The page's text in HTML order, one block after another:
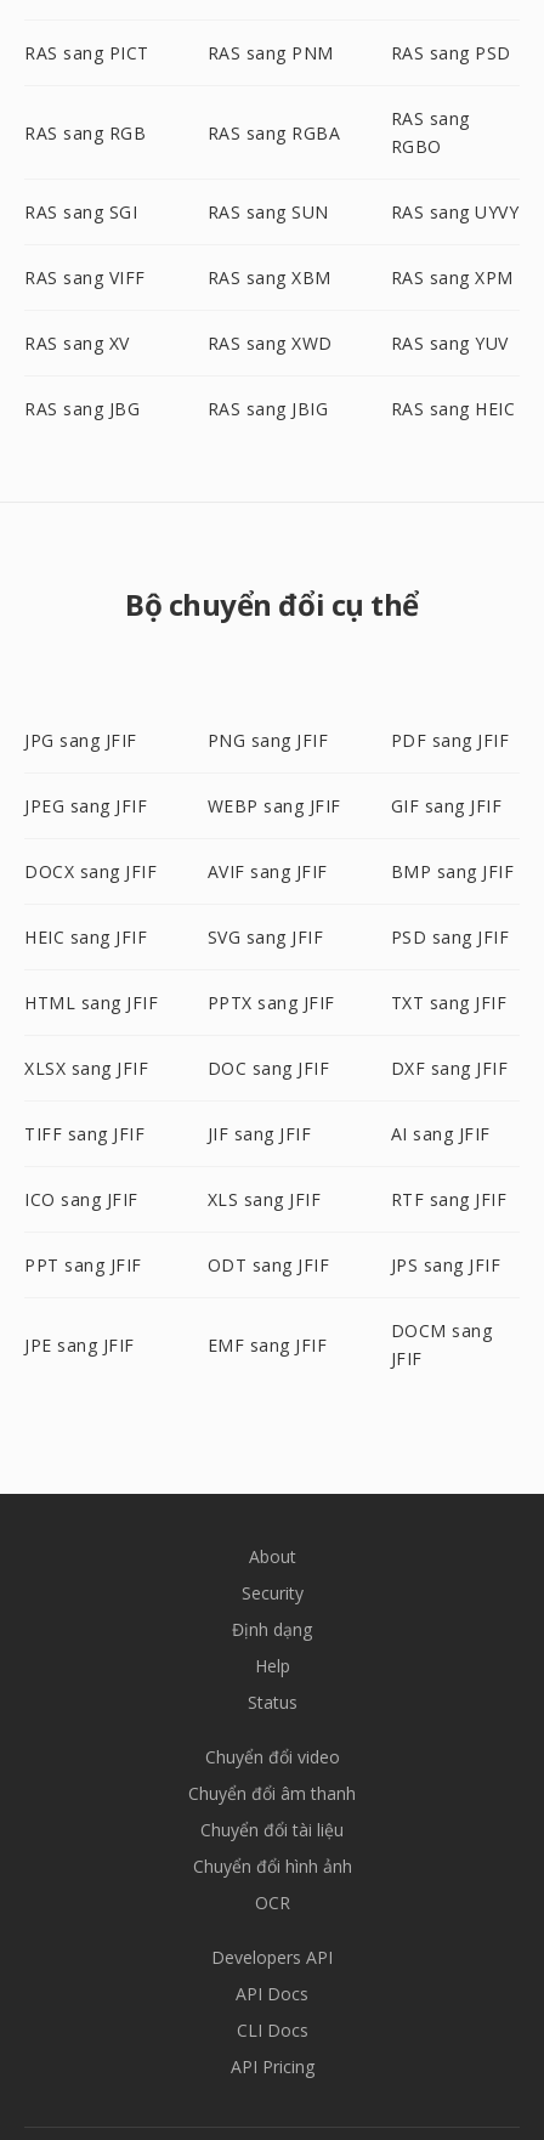
RAS sang PICT RAS sang PNM RAS sang PSD
RAS sang RGB RAS sang RGBA
RAS sang
RGBO
RAS sang SGI RAS sang SUN RAS sang UYVY
RAS sang VIFF RAS sang XBM RAS sang XPM
RAS sang XV RAS sang XWD RAS sang YUV
RAS sang JBG RAS sang JBIG RAS sang HEIC
Bộ chuyển đổi cụ thể
JPG sang JFIF PNG sang JFIF PDF sang JFIF
JPEG sang JFIF WEBP sang JFIF GIF sang JFIF
DOCX sang JFIF AVIF sang JFIF BMP sang JFIF
HEIC sang JFIF SVG sang JFIF PSD sang JFIF
HTML sang JFIF PPTX sang JFIF TXT sang JFIF
XLSX sang JFIF DOC sang JFIF DXF sang JFIF
TIFF sang JFIF JIF sang JFIF AI sang JFIF
ICO sang JFIF XLS sang JFIF RTF sang JFIF
PPT sang JFIF ODT sang JFIF JPS sang JFIF
JPE sang JFIF EMF sang JFIF
DOCM sang
JFIF
About
Security
Định dạng
Help
Status
Chuyển đổi video
Chuyển đổi âm thanh
Chuyển đổi tài liệu
Chuyển đổi hình ảnh
OCR
Developers API
API Docs
CLI Docs
API Pricing